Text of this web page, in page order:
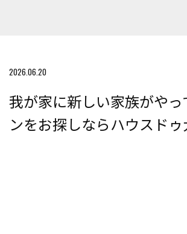
2026.06.20
我が家に新しい家族がや
ンをお探しならハウスドゥ